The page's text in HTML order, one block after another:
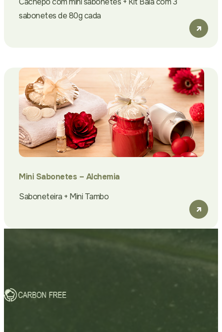
sabonetes de 80g cada
Mini Sabonetes – Alchemia
Saboneteira + Mini Tambo